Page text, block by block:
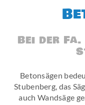
Bei der
Betonsägen
Stubenberg, das
auch Wandsäge